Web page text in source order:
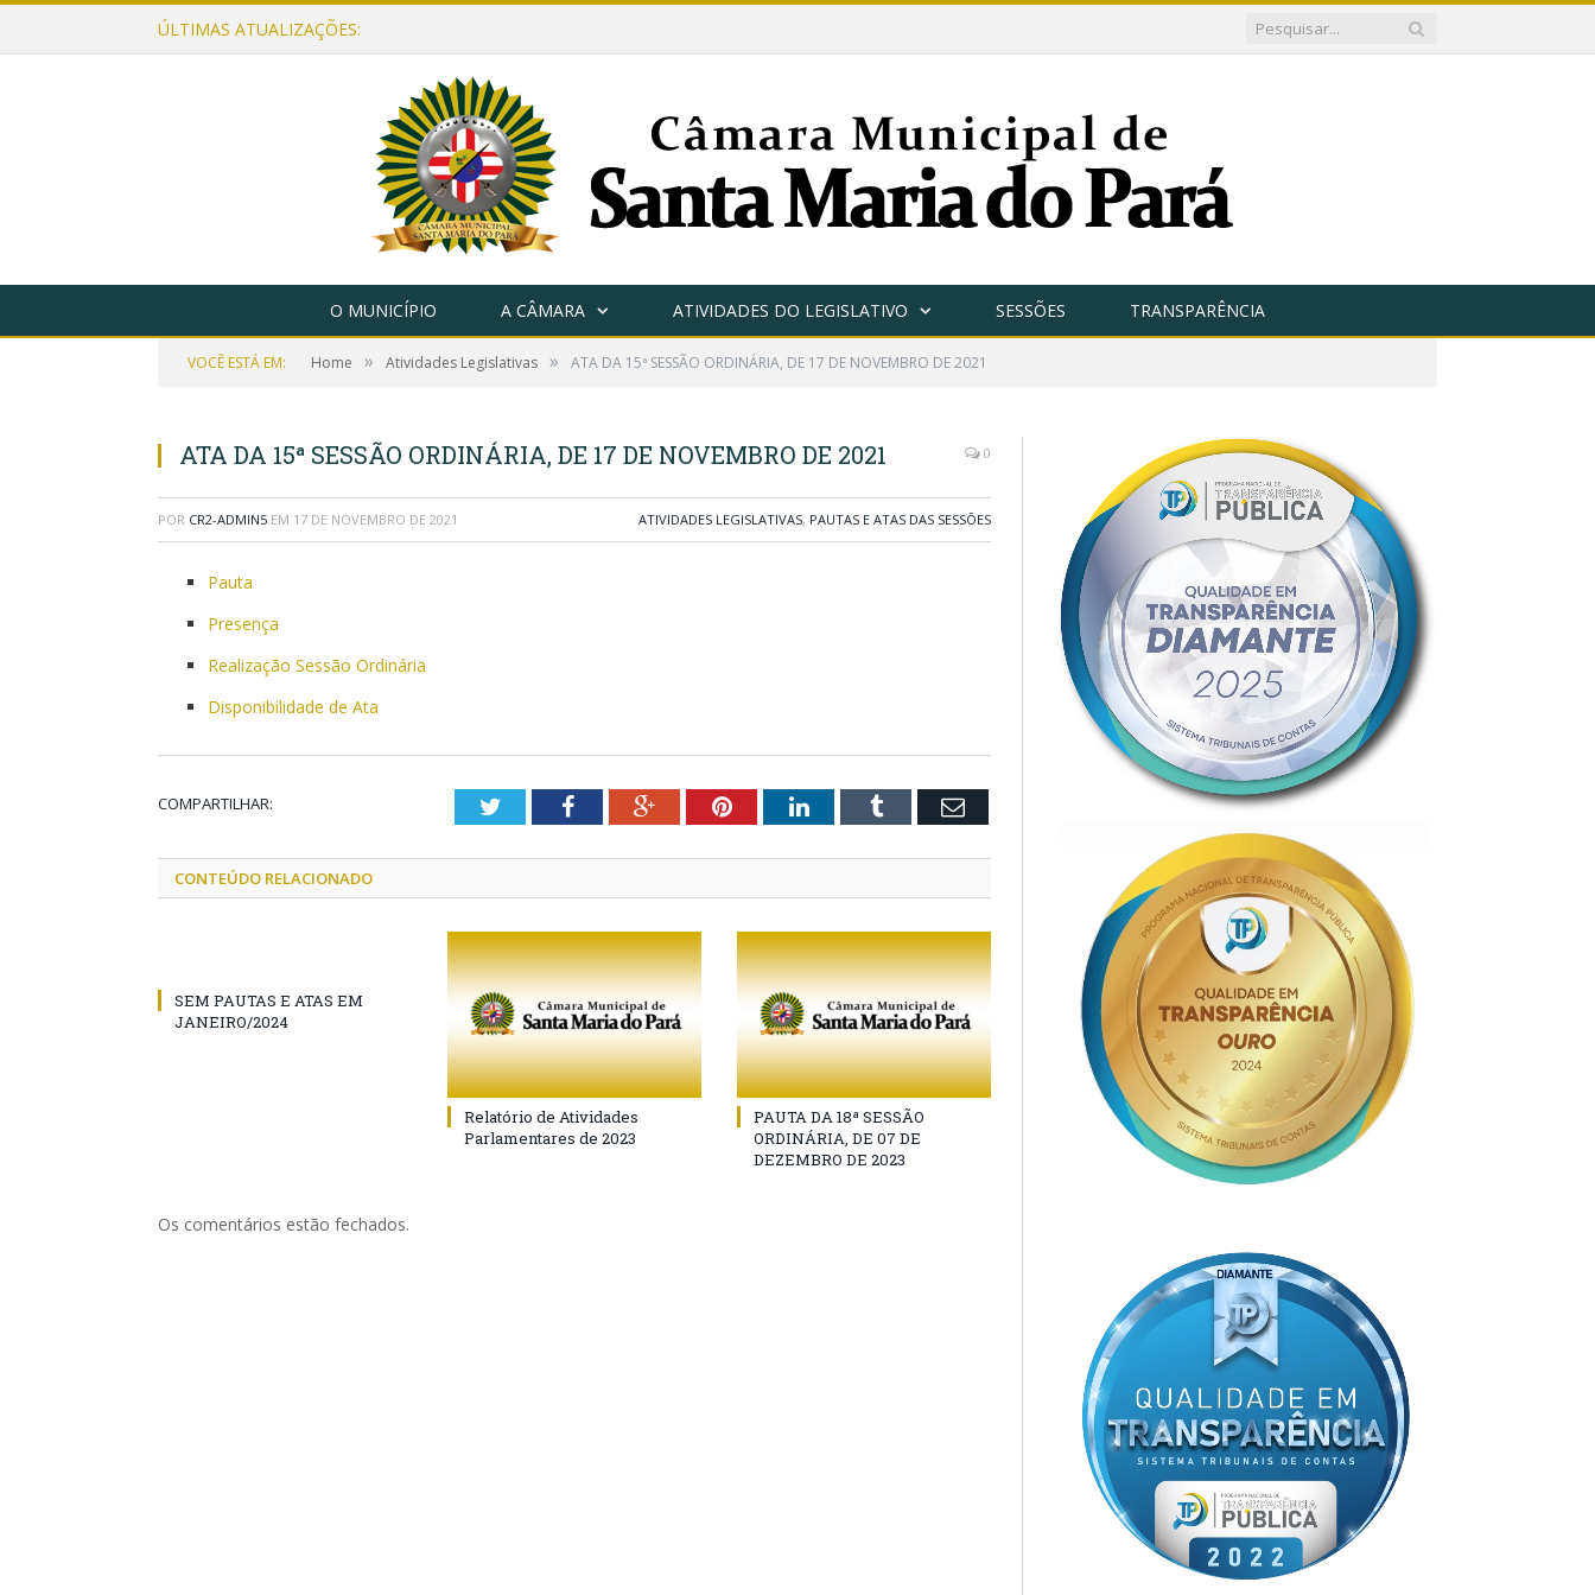
ÚLTIMAS ATUALIZAÇÕES:
O MUNICÍPIO A CÂMARA ATIVIDADES DO LEGISLATIVO SESSÕES TRANSPARÊNCIA
VOCÊ ESTÁ EM: Home » Atividades Legislativas » ATA DA 15ª SESSÃO ORDINÁRIA, DE 17 DE NOVEMBRO DE 2021
ATA DA 15ª SESSÃO ORDINÁRIA, DE 17 DE NOVEMBRO DE 2021 0
POR CR2-ADMIN5 EM 17 DE NOVEMBRO DE 2021 ATIVIDADES LEGISLATIVAS, PAUTAS E ATAS DAS SESSÕES
Pauta
Presença
Realização Sessão Ordinária
Disponibilidade de Ata
COMPARTILHAR: TwitterFacebookGoogle+PinterestLinkedInTumblr Email
CONTEÚDO RELACIONADO
SEM PAUTAS E ATAS EM
JANEIRO/2024
Relatório de Atividades
Parlamentares de 2023
PAUTA DA 18ª SESSÃO
ORDINÁRIA, DE 07 DE
DEZEMBRO DE 2023
Os comentários estão fechados.